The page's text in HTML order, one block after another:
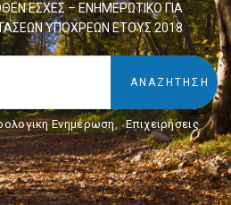
ΕΣΧΕΣ – ΕΝΗΜΕΡΩΤΙΚΟ ΓΙΑ
ΥΠΟΧΡΕΩΝ ΕΤΟΥΣ 2018
Ενημέρωση, Επιχειρήσεις